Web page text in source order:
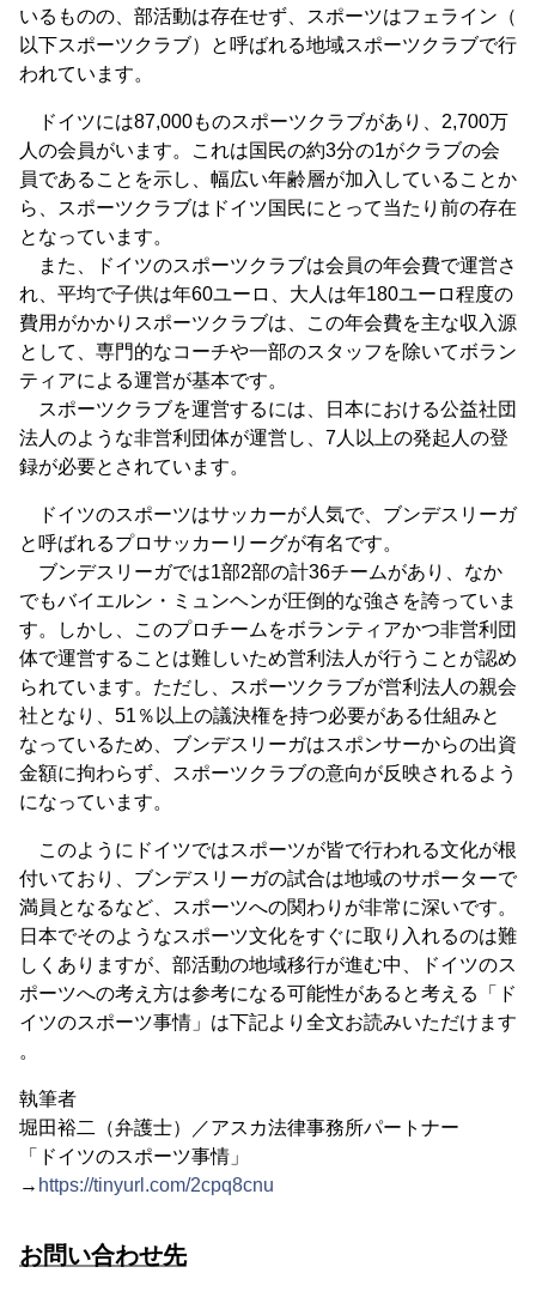
いるものの、部活動は存在せず、スポーツはフェライン（
以下スポーツクラブ）と呼ばれる地域スポーツクラブで行
われています。
ドイツには87,000ものスポーツクラブがあり、2,700万
人の会員がいます。これは国民の約3分の1がクラブの会
員であることを示し、幅広い年齢層が加入していることか
ら、スポーツクラブはドイツ国民にとって当たり前の存在
となっています。
また、ドイツのスポーツクラブは会員の年会費で運営さ
れ、平均で子供は年60ユーロ、大人は年180ユーロ程度の
費用がかかりスポーツクラブは、この年会費を主な収入源
として、専門的なコーチや一部のスタッフを除いてボラン
ティアによる運営が基本です。
スポーツクラブを運営するには、日本における公益社団
法人のような非営利団体が運営し、7人以上の発起人の登
録が必要とされています。
ドイツのスポーツはサッカーが人気で、ブンデスリーガ
と呼ばれるプロサッカーリーグが有名です。
ブンデスリーガでは1部2部の計36チームがあり、なか
でもバイエルン・ミュンヘンが圧倒的な強さを誇っていま
す。しかし、このプロチームをボランティアかつ非営利団
体で運営することは難しいため営利法人が行うことが認め
られています。ただし、スポーツクラブが営利法人の親会
社となり、51％以上の議決権を持つ必要がある仕組みと
なっているため、ブンデスリーガはスポンサーからの出資
金額に拘わらず、スポーツクラブの意向が反映されるよう
になっています。
このようにドイツではスポーツが皆で行われる文化が根
付いており、ブンデスリーガの試合は地域のサポーターで
満員となるなど、スポーツへの関わりが非常に深いです。
日本でそのようなスポーツ文化をすぐに取り入れるのは難
しくありますが、部活動の地域移行が進む中、ドイツのス
ポーツへの考え方は参考になる可能性があると考える「ド
イツのスポーツ事情」は下記より全文お読みいただけます
。
執筆者
堀田裕二（弁護士）／アスカ法律事務所パートナー
「ドイツのスポーツ事情」
→ https://tinyurl.com/2cpq8cnu
お問い合わせ先